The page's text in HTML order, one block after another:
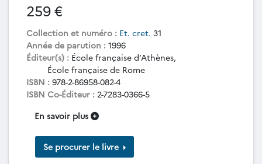
259 €
Collection et numéro : Et. cret. 31
Année de parution : 1996
Éditeur(s) : École française d’Athènes,
École française de Rome
ISBN : 978-2-86958-082-4
ISBN Co-Éditeur : 2-7283-0366-5
En savoir plus
Se procurer le livre